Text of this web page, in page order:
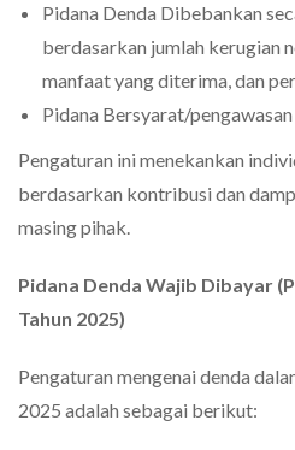
Pidana Denda Dibebankan
berdasarkan jumlah kerugian
manfaat yang diterima, dan
Pidana Bersyarat/
Pengaturan ini menekankan
berdasarkan kontribusi dan
masing pihak.
Pidana Denda Wajib Dibayar
Tahun 2025)
Pengaturan mengenai denda
2025 adalah sebagai berikut: